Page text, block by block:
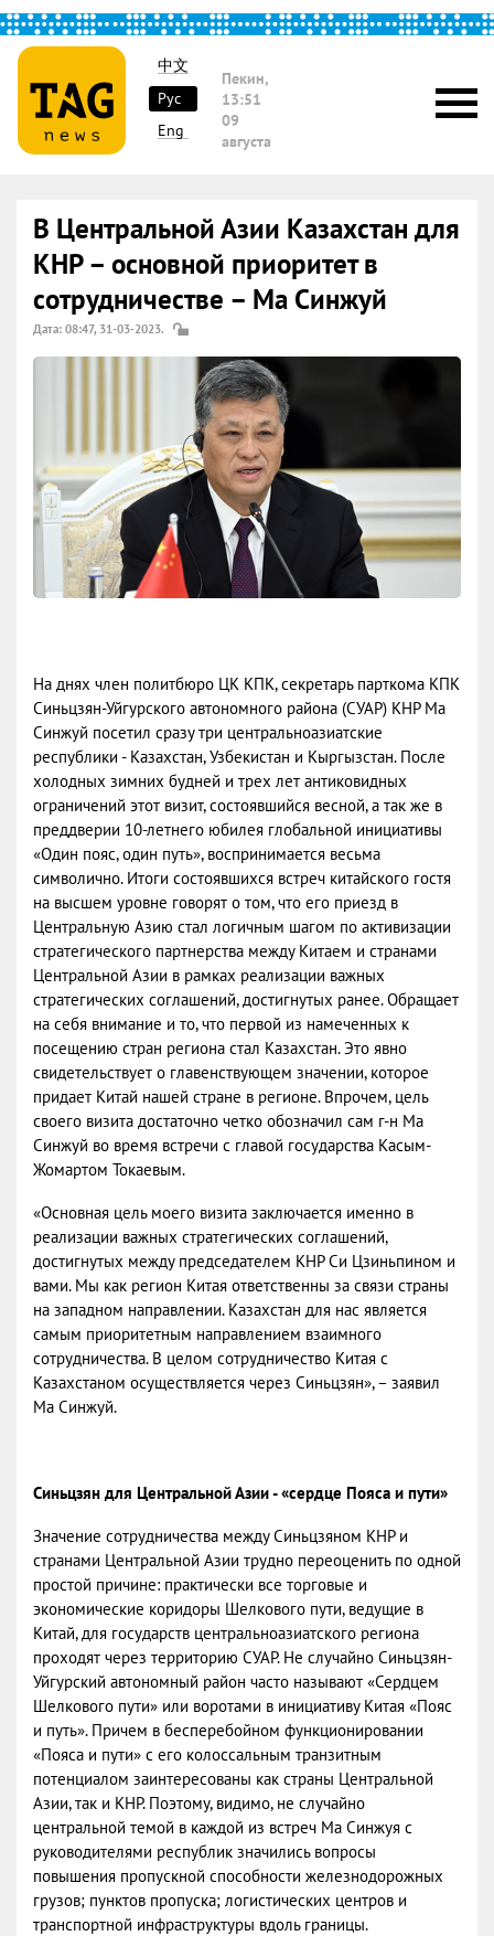
中文
Рус
Eng
Пекин,
13:51
09
августа
В Центральной Азии Казахстан для
КНР – основной приоритет в
сотрудничестве – Ма Синжуй
Дата: 08:47, 31-03-2023.
На днях член политбюро ЦК КПК, секретарь парткома КПК
Синьцзян-Уйгурского автономного района (СУАР) КНР Ма
Синжуй посетил сразу три центральноазиатские
республики - Казахстан, Узбекистан и Кыргызстан. После
холодных зимних будней и трех лет антиковидных
ограничений этот визит, состоявшийся весной, а так же в
преддверии 10-летнего юбилея глобальной инициативы
«Один пояс, один путь», воспринимается весьма
символично. Итоги состоявшихся встреч китайского гостя
на высшем уровне говорят о том, что его приезд в
Центральную Азию стал логичным шагом по активизации
стратегического партнерства между Китаем и странами
Центральной Азии в рамках реализации важных
стратегических соглашений, достигнутых ранее. Обращает
на себя внимание и то, что первой из намеченных к
посещению стран региона стал Казахстан. Это явно
свидетельствует о главенствующем значении, которое
придает Китай нашей стране в регионе. Впрочем, цель
своего визита достаточно четко обозначил сам г-н Ма
Синжуй во время встречи с главой государства Касым-
Жомартом Токаевым.
«Основная цель моего визита заключается именно в
реализации важных стратегических соглашений,
достигнутых между председателем КНР Си Цзиньпином и
вами. Мы как регион Китая ответственны за связи страны
на западном направлении. Казахстан для нас является
самым приоритетным направлением взаимного
сотрудничества. В целом сотрудничество Китая с
Казахстаном осуществляется через Синьцзян», – заявил
Ма Синжуй.
Синьцзян для Центральной Азии - «сердце Пояса и пути»
Значение сотрудничества между Синьцзяном КНР и
странами Центральной Азии трудно переоценить по одной
простой причине: практически все торговые и
экономические коридоры Шелкового пути, ведущие в
Китай, для государств центральноазиатского региона
проходят через территорию СУАР. Не случайно Синьцзян-
Уйгурский автономный район часто называют «Сердцем
Шелкового пути» или воротами в инициативу Китая «Пояс
и путь». Причем в бесперебойном функционировании
«Пояса и пути» с его колоссальным транзитным
потенциалом заинтересованы как страны Центральной
Азии, так и КНР. Поэтому, видимо, не случайно
центральной темой в каждой из встреч Ма Синжуя с
руководителями республик значились вопросы
повышения пропускной способности железнодорожных
грузов; пунктов пропуска; логистических центров и
транспортной инфраструктуры вдоль границы.